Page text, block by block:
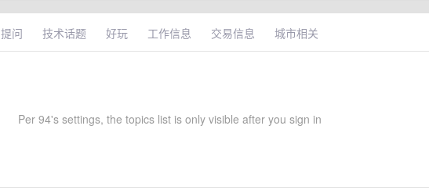
提问 技术话题 好玩 工作信息 交易信息 城市相关
Per 94's settings, the topics list is only visible after you sign in